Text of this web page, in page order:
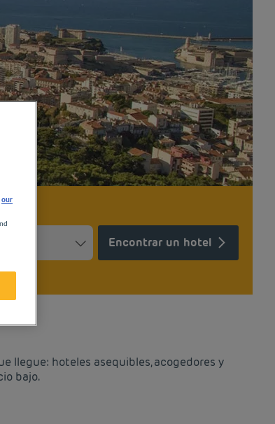
Encontrar un hotel
llegue: hoteles asequibles, acogedores y
bajo.
our